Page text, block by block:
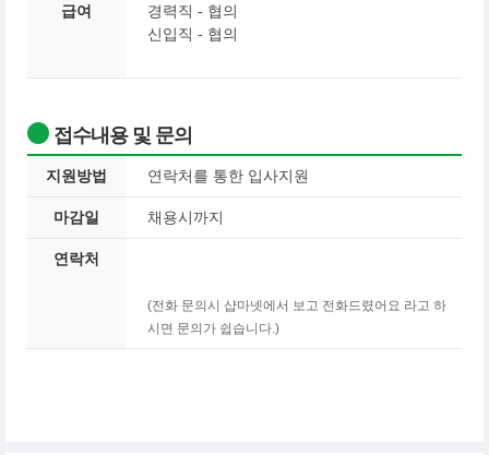
급여
경력직 - 협의
신입직 - 협의
접수내용 및 문의
지원방법 연락처를 통한 입사지원
마감일 채용시까지
연락처
(전화 문의시 샵마넷에서 보고 전화드렸어요 라고 하
시면 문의가 쉽습니다.)